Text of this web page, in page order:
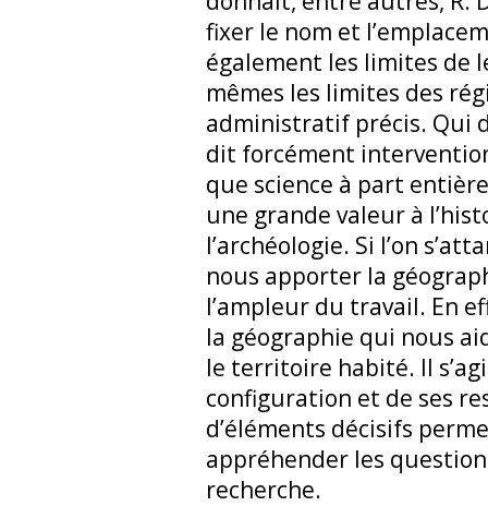
fixer le nom et
également les limites de
mêmes les limites des
administratif précis. Qui
dit forcément
que science à part
une grande valeur à
l’archéologie. Si l’on
nous apporter la
l’ampleur du travail. En
la géographie qui nous
le territoire habité. Il
configuration et de ses
d’éléments décisifs
appréhender les
recherche.